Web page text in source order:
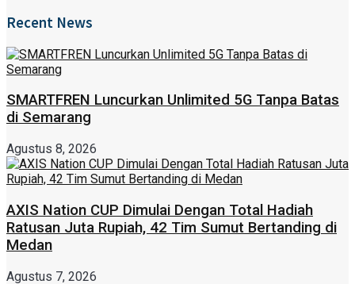
Recent News
SMARTFREN Luncurkan Unlimited 5G Tanpa Batas
di Semarang
Agustus 8, 2026
AXIS Nation CUP Dimulai Dengan Total Hadiah
Ratusan Juta Rupiah, 42 Tim Sumut Bertanding di
Medan
Agustus 7, 2026